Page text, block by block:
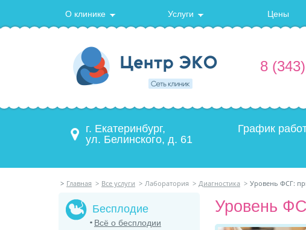
О клинике Услуги Цены
8
г. Екатеринбург,
ул. Белинского, д. 61
График
> Главная > Все услуги > Лаборатория > Диагностика > Уровень ФСГ:
Бесплодие
Всё о бесплодии
Уровень